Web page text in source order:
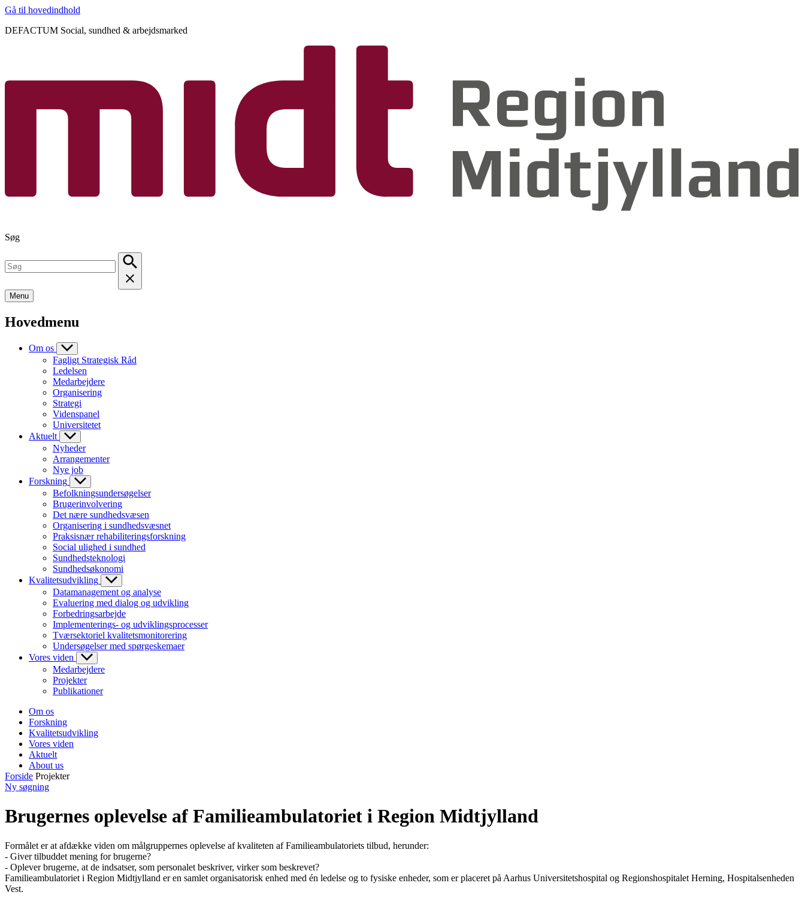
Gå til hovedindhold
DEFACTUM Social, sundhed & arbejdsmarked
Søg
Menu
Hovedmenu
Om os
Fagligt Strategisk Råd
Ledelsen
Medarbejdere
Organisering
Strategi
Videnspanel
Universitetet
Aktuelt
Nyheder
Arrangementer
Nye job
Forskning
Befolkningsundersøgelser
Brugerinvolvering
Det nære sundhedsvæsen
Organisering i sundhedsvæsnet
Praksisnær rehabiliteringsforskning
Social ulighed i sundhed
Sundhedsteknologi
Sundhedsøkonomi
Kvalitetsudvikling
Datamanagement og analyse
Evaluering med dialog og udvikling
Forbedringsarbejde
Implementerings- og udviklingsprocesser
Tværsektoriel kvalitetsmonitorering
Undersøgelser med spørgeskemaer
Vores viden
Medarbejdere
Projekter
Publikationer
Om os
Forskning
Kvalitetsudvikling
Vores viden
Aktuelt
About us
Forside Projekter
Ny søgning
Brugernes oplevelse af Familieambulatoriet i Region Midtjylland
Formålet er at afdække viden om målgruppernes oplevelse af kvaliteten af Familieambulatoriets tilbud, herunder:
- Giver tilbuddet mening for brugerne?
- Oplever brugerne, at de indsatser, som personalet beskriver, virker som beskrevet?
Familieambulatoriet i Region Midtjylland er en samlet organisatorisk enhed med én ledelse og to fysiske enheder, som er placeret på Aarhus Universitetshospital og Regionshospitalet Herning, Hospitalsenheden
Vest.